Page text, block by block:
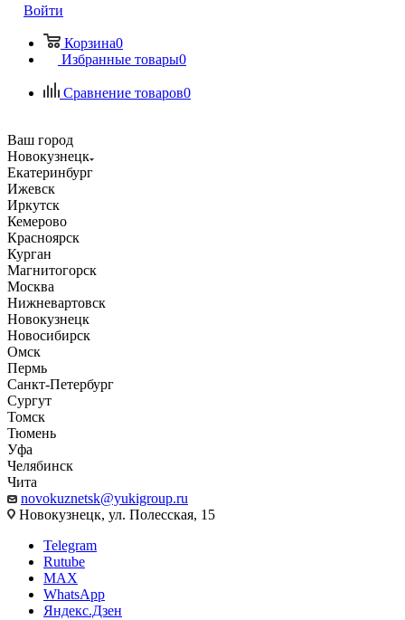
Войти
Корзина0
Избранные товары0
Сравнение товаров0
Ваш город
Новокузнецк
Екатеринбург
Ижевск
Иркутск
Кемерово
Красноярск
Курган
Магнитогорск
Москва
Нижневартовск
Новокузнецк
Новосибирск
Омск
Пермь
Санкт-Петербург
Сургут
Томск
Тюмень
Уфа
Челябинск
Чита
novokuznetsk@yukigroup.ru
Новокузнецк, ул. Полесская, 15
Telegram
Rutube
MAX
WhatsApp
Яндекс.Дзен